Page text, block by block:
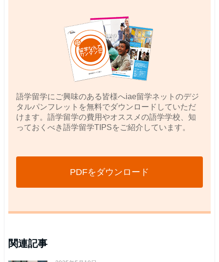
語学留学にご興味のある皆様へiae留学ネットのデジ
タルパンフレットを無料でダウンロードしていただ
けます。語学留学の費用やオススメの語学学校、知
っておくべき語学留学TIPSをご紹介しています。
PDFをダウンロード
関連記事